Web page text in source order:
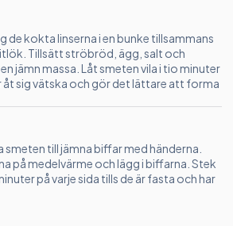
de kokta linserna i en bunke tillsammans
Tillsätt ströbröd, ägg, salt och
jämn massa. Låt smeten vila i tio minuter
sig vätska och gör det lättare att forma
smeten till jämna biffar med händerna.
på medelvärme och lägg i biffarna. Stek
på varje sida tills de är fasta och har